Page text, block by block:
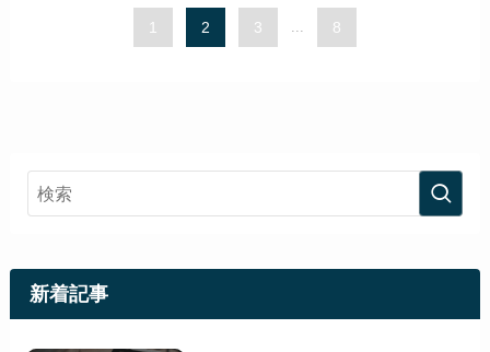
1 2 3 8
新着記事